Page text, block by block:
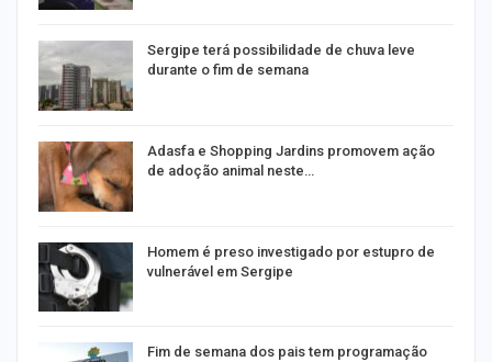
Sergipe terá possibilidade de chuva leve
durante o fim de semana
Adasfa e Shopping Jardins promovem ação
de adoção animal neste…
Homem é preso investigado por estupro de
vulnerável em Sergipe
Fim de semana dos pais tem programação